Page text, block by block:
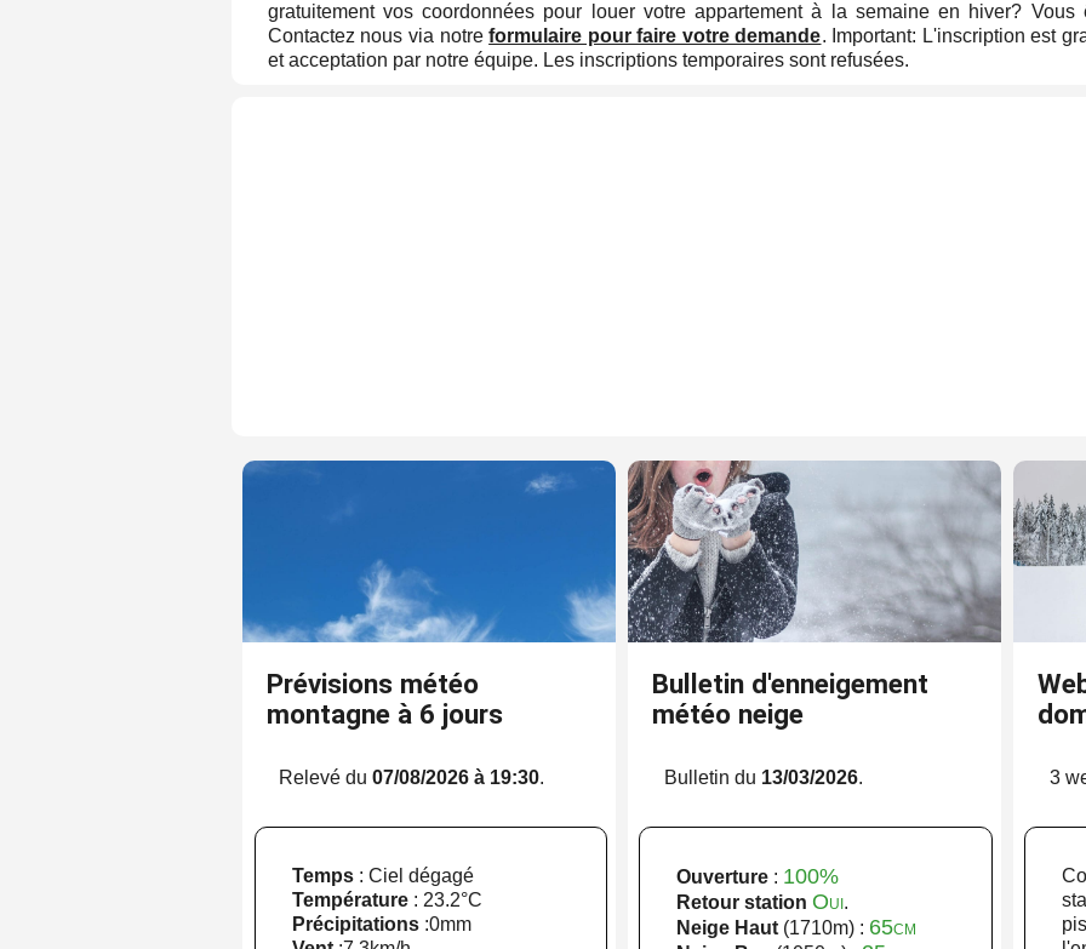
gratuitement vos coordonnées pour louer votre appartement à la semaine en hiver? Vous
Contactez nous via notreformulaire pour faire votre demande. Important: L'inscription est
et acceptation par notre équipe. Les inscriptions temporaires sont refusées.
Prévisions météo
montagne à 6 jours
Relevé du07/08/2026 à 19:30.
Temps: Ciel dégagé
Température: 23.2°C
Précipitations:0mm
Bulletin d'enneigement
météo neige
Bulletin du 13/03/2026.
Ouverture : 100%
Retour station Oui.
Neige Haut (1710m) : 65cm
3